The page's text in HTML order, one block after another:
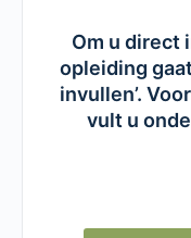
Om u direct
opleiding
invullen’.
vult u